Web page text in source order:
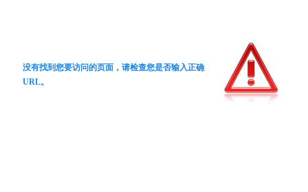
没有找到您要访问的页面，请检查您是否输入正确
URL。